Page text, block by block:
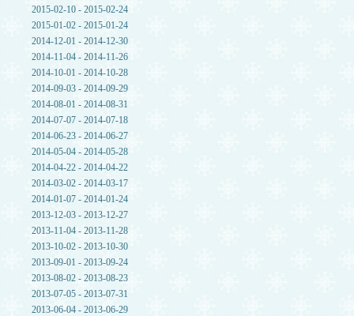
2015-02-10 - 2015-02-24
2015-01-02 - 2015-01-24
2014-12-01 - 2014-12-30
2014-11-04 - 2014-11-26
2014-10-01 - 2014-10-28
2014-09-03 - 2014-09-29
2014-08-01 - 2014-08-31
2014-07-07 - 2014-07-18
2014-06-23 - 2014-06-27
2014-05-04 - 2014-05-28
2014-04-22 - 2014-04-22
2014-03-02 - 2014-03-17
2014-01-07 - 2014-01-24
2013-12-03 - 2013-12-27
2013-11-04 - 2013-11-28
2013-10-02 - 2013-10-30
2013-09-01 - 2013-09-24
2013-08-02 - 2013-08-23
2013-07-05 - 2013-07-31
2013-06-04 - 2013-06-29